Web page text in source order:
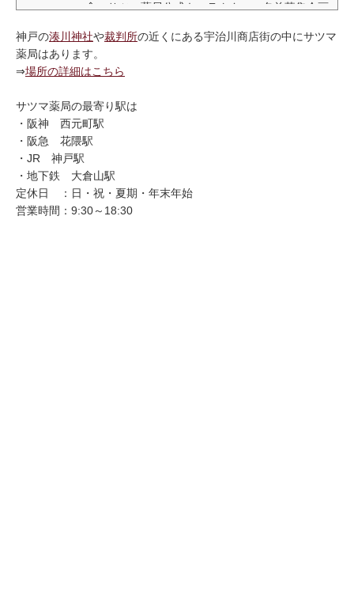
念 サツマ薬局公式キャラクター 名前募集企画
～？ 【表紙】毎号好評の「記憶力クイズ」公式キ
ャラクターの名前や、紹介した漢方について、サ
ツマ薬局新聞を読んだら必ず答えられるクイズで
ください！ 【中面1】◆今年の花粉症は 腸内ケ
アと市販薬で対策！「腸活」とか「腸内環境を整
えよ...
神戸の湊川神社や裁判所の近くにある宇治川商店街の中にサツマ
薬局はあります。
⇒場所の詳細はこちら
サツマ薬局の最寄り駅は
・阪神 西元町駅
・阪急 花隈駅
・JR 神戸駅
・地下鉄 大倉山駅
定休日 ：日・祝・夏期・年末年始
営業時間：9:30～18:30